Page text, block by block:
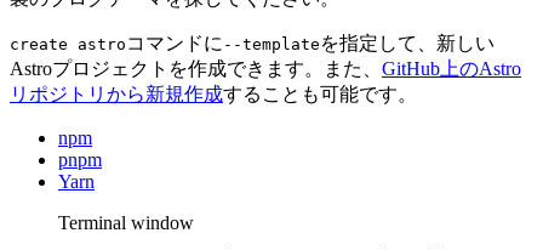
create astro コマンドに --template を指定して、新しい
Astroプロジェクトを作成できます。また、 GitHub上のAstro
リポジトリから新規作成することも可能です。
npm
pnpm
Yarn
Terminal window